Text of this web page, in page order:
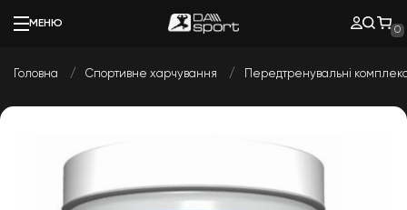
МЕНЮ
0
Головна Спортивне харчування Передтренувальні